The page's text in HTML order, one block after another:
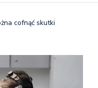
cofnąć skutki